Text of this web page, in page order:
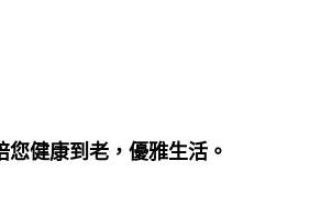
健康到老，優雅生活。